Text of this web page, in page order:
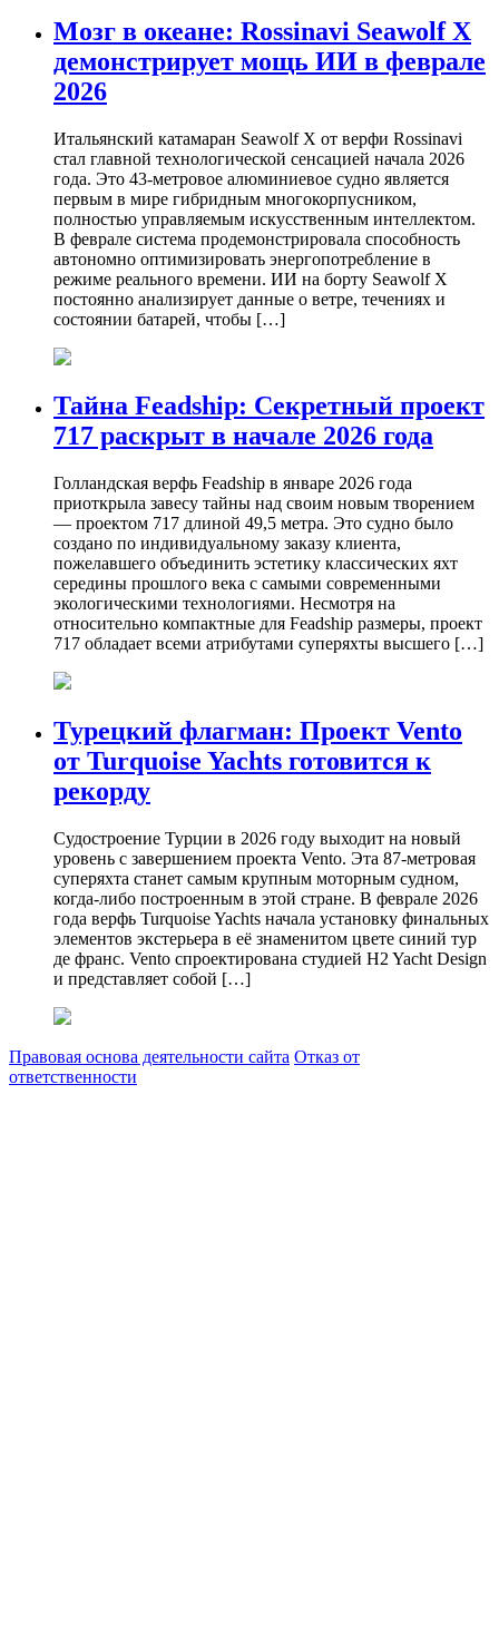
Мозг в океане: Rossinavi Seawolf X
демонстрирует мощь ИИ в феврале
2026
Итальянский катамаран Seawolf X от верфи Rossinavi
стал главной технологической сенсацией начала 2026
года. Это 43-метровое алюминиевое судно является
первым в мире гибридным многокорпусником,
полностью управляемым искусственным интеллектом.
В феврале система продемонстрировала способность
автономно оптимизировать энергопотребление в
режиме реального времени. ИИ на борту Seawolf X
постоянно анализирует данные о ветре, течениях и
состоянии батарей, чтобы […]
Тайна Feadship: Секретный проект
717 раскрыт в начале 2026 года
Голландская верфь Feadship в январе 2026 года
приоткрыла завесу тайны над своим новым творением
— проектом 717 длиной 49,5 метра. Это судно было
создано по индивидуальному заказу клиента,
пожелавшего объединить эстетику классических яхт
середины прошлого века с самыми современными
экологическими технологиями. Несмотря на
относительно компактные для Feadship размеры, проект
717 обладает всеми атрибутами суперяхты высшего […]
Турецкий флагман: Проект Vento
от Turquoise Yachts готовится к
рекорду
Судостроение Турции в 2026 году выходит на новый
уровень с завершением проекта Vento. Эта 87-метровая
суперяхта станет самым крупным моторным судном,
когда-либо построенным в этой стране. В феврале 2026
года верфь Turquoise Yachts начала установку финальных
элементов экстерьера в её знаменитом цвете синий тур
де франс. Vento спроектирована студией H2 Yacht Design
и представляет собой […]
Правовая основа деятельности сайта Отказ от
ответственности